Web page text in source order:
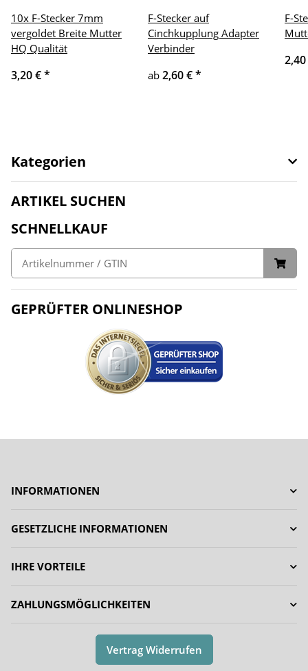
10x F-Stecker 7mm
vergoldet Breite Mutter
HQ Qualität
3,20 €*
F-Stecker auf
Cinchkupplung Adapter
Verbinder
ab 2,60 €*
F-
Kategorien
ARTIKEL SUCHEN
SCHNELLKAUF
GEPRÜFTER ONLINESHOP
INFORMATIONEN
GESETZLICHE INFORMATIONEN
IHRE VORTEILE
ZAHLUNGSMÖGLICHKEITEN
Vertrag Widerrufen